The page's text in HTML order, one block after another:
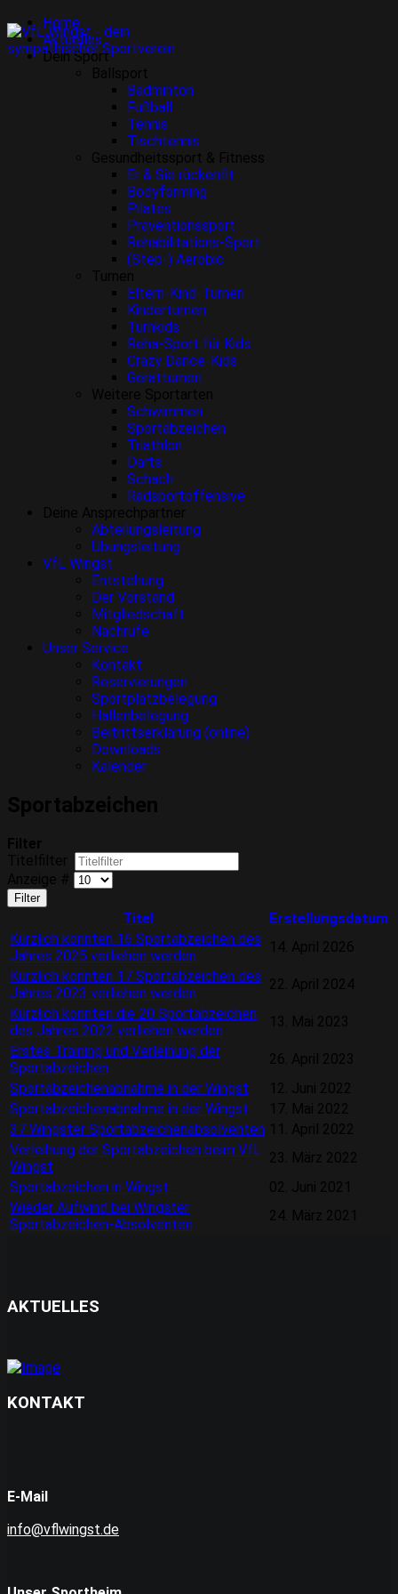
Home
Aktuelles
Dein Sport
Badminton
Fußball
Tennis
Tischtennis
Er & Sie rückenfit
Bodyforming
Pilates
Präventionssport
Rehabilitations-Sport
(Step-) Aerobic
Eltern-Kind-Turnen
Kinderturnen
Turnkids
Reha-Sport für Kids
Crazy Dance-Kids
Gerätturnen
Schwimmen
Sportabzeichen
Triathlon
Darts
Schach
Radsportoffensive
Abteilungsleitung
Übungsleitung
VfL Wingst
Entstehung
Der Vorstand
Mitgliedschaft
Nachrufe
Unser Service
Kontakt
Reservierungen
Sportplatzbelegung
Hallenbelegung
Beitrittserklärung (online)
Downloads
Kalender
Filter
Titel
Erstellungsdatum
Kürzlich konnten 16 Sportabzeichen des
Jahres 2025 verliehen werden
Kürzlich konnten 17 Sportabzeichen des
Jahres 2023 verliehen werden
Kürzlich konnten die 20 Sportabzeichen
des Jahres 2022 verliehen werden
Erstes Training und Verleihung der
Sportabzeichen
Sportabzeichenabnahme in der Wingst
Sportabzeichenabnahme in der Wingst
37 Wingster Sportabzeichenabsolventen
Verleihung der Sportabzeichen beim VfL
Wingst
Sportabzeichen in Wingst
Wieder Aufwind bei Wingster
Sportabzeichen-Absolventen
AKTUELLES
KONTAKT
E-Mail
info@vflwingst.de